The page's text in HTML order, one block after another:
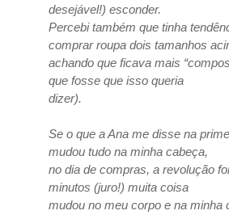
desejável!) esconder.
Percebi também que tinha
comprar roupa dois tamanhos
achando que ficava mais
que fosse que isso queria
dizer).
Se o que a Ana me disse na
mudou tudo na minha cabeça,
no dia de compras, a revolução
minutos (juro!) muita coisa
mudou no meu corpo e na minha